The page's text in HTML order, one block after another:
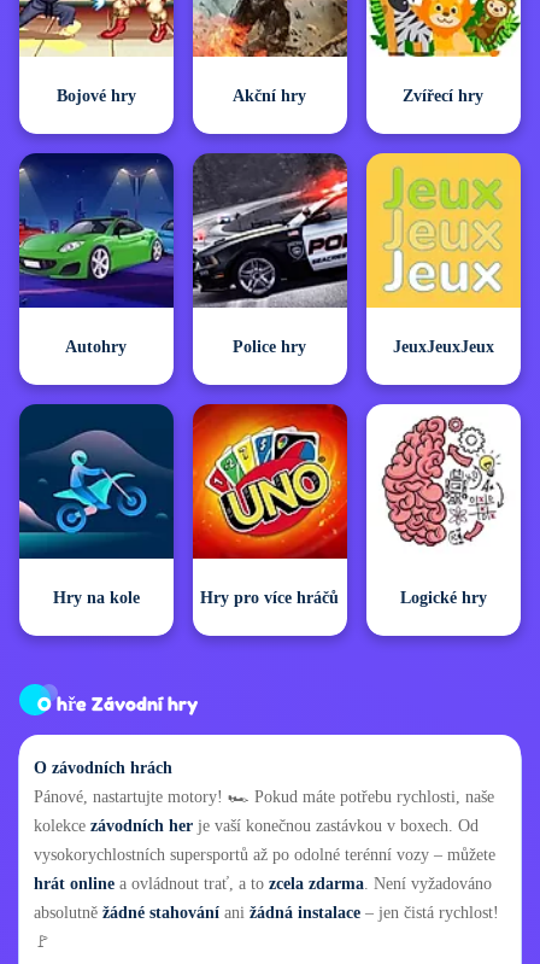
Bojové hry Akční hry Zvířecí hry
Autohry Police hry JeuxJeuxJeux
Hry na kole Hry pro více hráčů Logické hry
O hře Závodní hry
O závodních hrách
Pánové, nastartujte motory! 🏎️ Pokud máte potřebu rychlosti, naše
kolekce závodních her je vaší konečnou zastávkou v boxech. Od
vysokorychlostních supersportů až po odolné terénní vozy – můžete
hrát online a ovládnout trať, a to zcela zdarma. Není vyžadováno
absolutně žádné stahování ani žádná instalace – jen čistá rychlost!
🚩